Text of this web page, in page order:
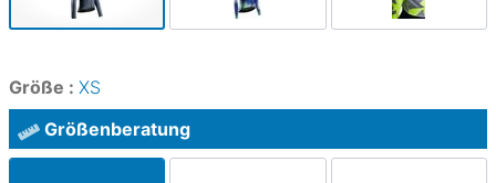
Größe : XS
Größenberatung